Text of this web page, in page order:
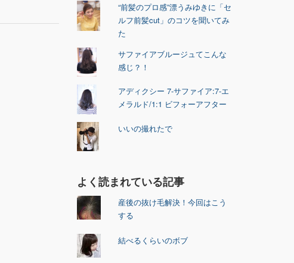
“前髪のプロ感”漂うみゆきに「セ
ルフ前髪cut」のコツを聞いてみ
た
サファイアブルージュてこんな
感じ？！
アディクシー 7-サファイア:7-エ
メラルド/1:1 ビフォーアフター
いいの撮れたで
よく読まれている記事
産後の抜け毛解決！今回はこう
する
結べるくらいのボブ